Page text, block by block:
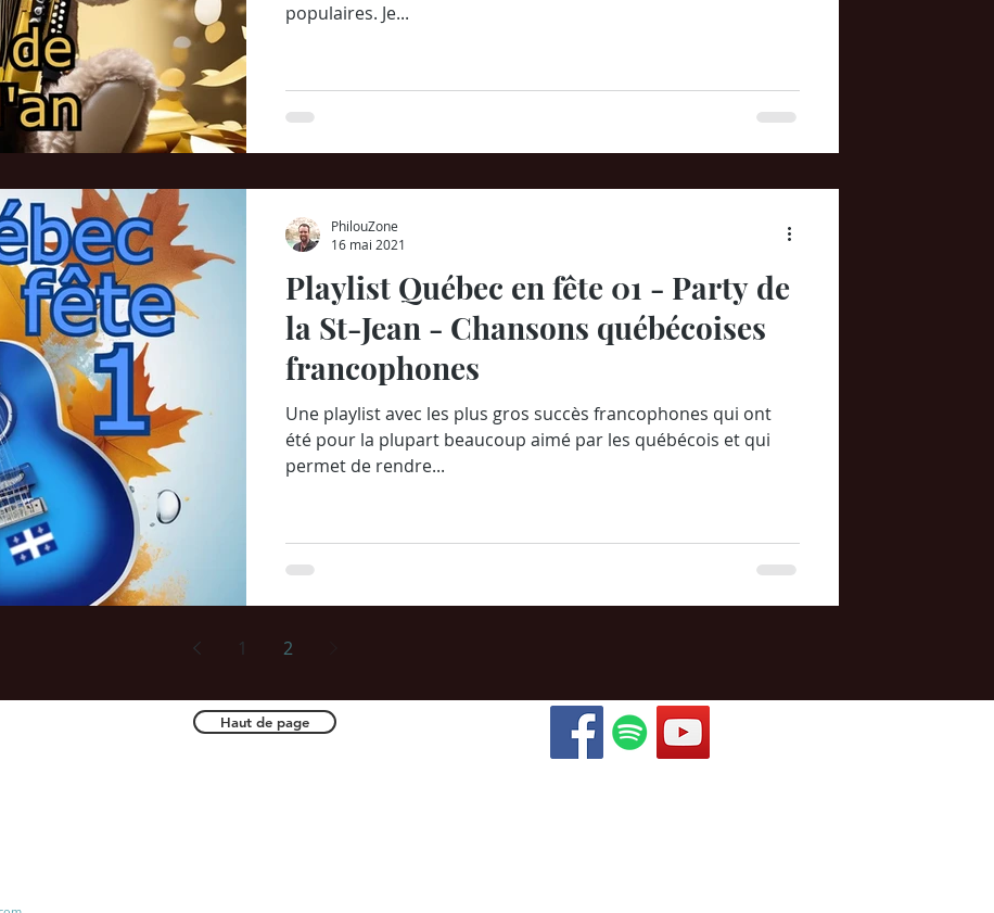
populaires. Je...
Playlist Québec en fête 01 - Party de
la St-Jean - Chansons québécoises
francophones
Une playlist avec les plus gros succès francophones qui ont
été pour la plupart beaucoup aimé par les québécois et qui
permet de rendre...
PhilouZone
16 mai 2021
1 2
Haut de page